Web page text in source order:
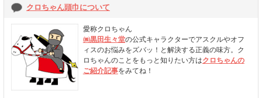
クロちゃん頭巾について
愛称クロちゃん
㈱黒田生々堂の公式キャラクターでアスクルやオフ
ィスのお悩みをズバッ！と解決する正義の味方。ク
ロちゃんのことをもっと知りたい方はクロちゃんの
ご紹介記事をみてね！